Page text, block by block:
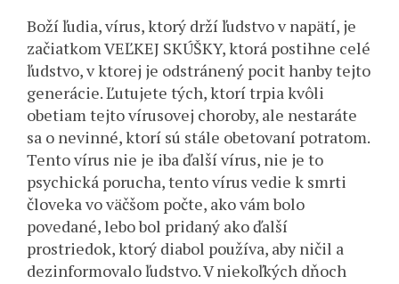
Boží ľudia, vírus, ktorý drží ľudstvo v napätí, je
začiatkom VEĽKEJ SKÚŠKY, ktorá postihne celé
ľudstvo, v ktorej je odstránený pocit hanby tejto
generácie. Ľutujete tých, ktorí trpia kvôli
obetiam tejto vírusovej choroby, ale nestaráte
sa o nevinné, ktorí sú stále obetovaní potratom.
Tento vírus nie je iba ďalší vírus, nie je to
psychická porucha, tento vírus vedie k smrti
človeka vo väčšom počte, ako vám bolo
povedané, lebo bol pridaný ako ďalší
prostriedok, ktorý diabol používa, aby ničil a
dezinformovalo ľudstvo. V niekoľkých dňoch